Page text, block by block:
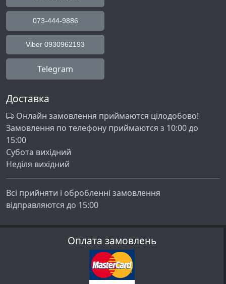
073-444-9886
Viber 0930962193
Telegram
Доставка
Онлайн замовлення приймаются цілодобово!
Замовлення по телефону приймаются з 10:00 до
15:00
Субота вихідний
Неділя вихідний
Всі прийняти і обробленні замовлення
відправляются до 15:00
Оплата замовлень